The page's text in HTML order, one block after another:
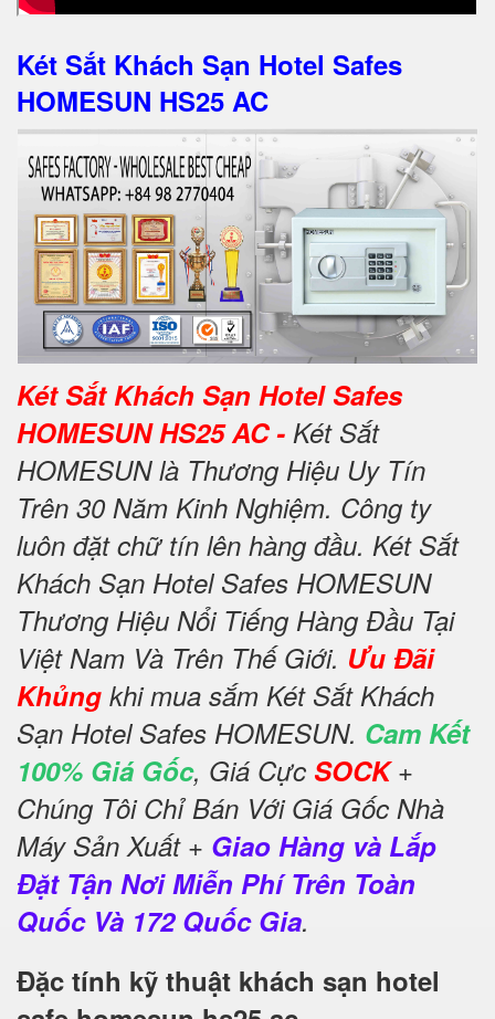
Két Sắt Khách Sạn Hotel Safes
HOMESUN HS25 AC
Két Sắt Khách Sạn Hotel Safes
HOMESUN HS25 AC - Két Sắt
HOMESUN là Thương Hiệu Uy Tín
Trên 30 Năm Kinh Nghiệm. Công ty
luôn đặt chữ tín lên hàng đầu. Két Sắt
Khách Sạn Hotel Safes HOMESUN
Thương Hiệu Nổi Tiếng Hàng Đầu Tại
Việt Nam Và Trên Thế Giới. Ưu Đãi
Khủng khi mua sắm Két Sắt Khách
Sạn Hotel Safes HOMESUN. Cam Kết
100% Giá Gốc, Giá Cực SOCK+
Chúng Tôi Chỉ Bán Với Giá Gốc Nhà
Máy Sản Xuất + Giao Hàng và Lắp
Đặt Tận Nơi Miễn Phí Trên Toàn
Quốc Và 172 Quốc Gia.
Đặc tính kỹ thuật khách sạn hotel